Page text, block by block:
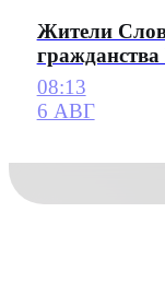
Жители
гражданства
08:13
6 АВГ